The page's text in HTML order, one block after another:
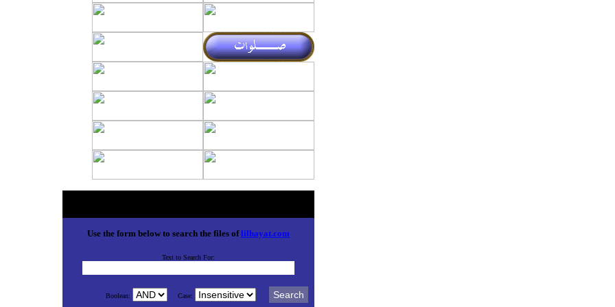
Use the form below to search the files oflilhayat.com
Text to Search For:
Boolean: Case: